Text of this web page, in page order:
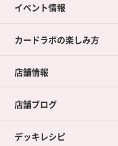
イベント情報
カードラボの楽しみ方
店舗情報
店舗ブログ
デッキレシピ